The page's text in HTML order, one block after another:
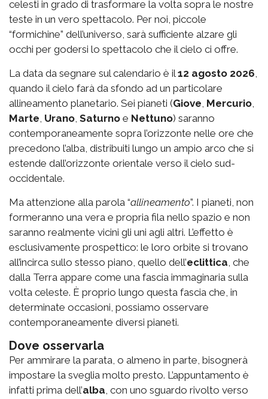
celesti in grado di trasformare la volta sopra le nostre
teste in un vero spettacolo. Per noi, piccole
“formichine” dell’universo, sarà sufficiente alzare gli
occhi per godersi lo spettacolo che il cielo ci offre.
La data da segnare sul calendario è il 12 agosto 2026
quando il cielo farà da sfondo ad un particolare
allineamento planetario. Sei pianeti (Giove Mercurio
Marte Urano Saturno e Nettuno) saranno
contemporaneamente sopra l’orizzonte nelle ore che
precedono l’alba, distribuiti lungo un ampio arco che si
estende dall’orizzonte orientale verso il cielo sud-
occidentale.
Ma attenzione alla parola “allineamento”. I pianeti, non
formeranno una vera e propria fila nello spazio e non
saranno realmente vicini gli uni agli altri. L’effetto è
esclusivamente prospettico: le loro orbite si trovano
all’incirca sullo stesso piano, quello dell’eclittica , che
dalla Terra appare come una fascia immaginaria sulla
volta celeste. È proprio lungo questa fascia che, in
determinate occasioni, possiamo osservare
contemporaneamente diversi pianeti.
Dove osservarla
Per ammirare la parata, o almeno in parte, bisognerà
impostare la sveglia molto presto. L’appuntamento è
infatti prima dell’alba , con uno sguardo rivolto verso